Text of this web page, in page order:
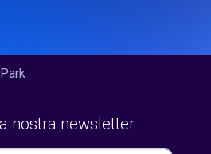
nostra newsletter